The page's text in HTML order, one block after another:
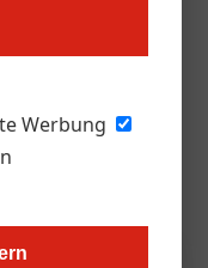
Werbung
Frühling
Tourismus und
elf Erlebnisregionen